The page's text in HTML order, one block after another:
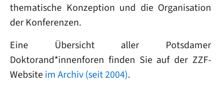
thematische Konzeption und die Organisation
der Konferenzen.
Eine Übersicht aller Potsdamer
Doktorand*innenforen finden Sie auf der ZZF-
Websiteim Archiv (seit 2004).